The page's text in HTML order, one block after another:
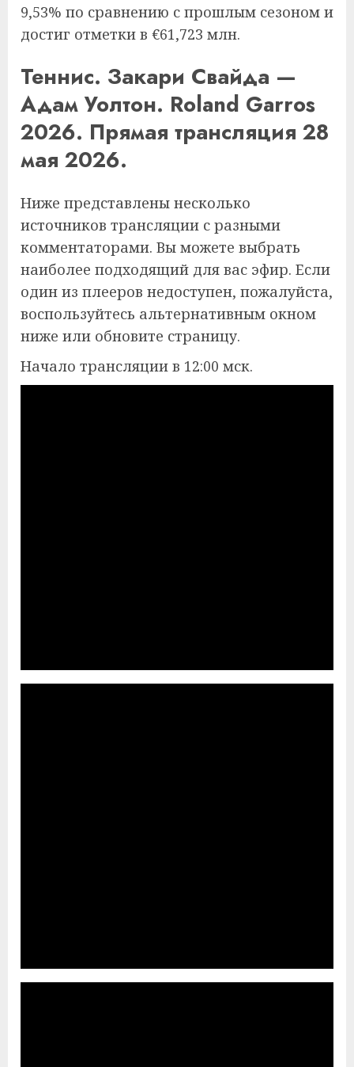
9,53% по сравнению с прошлым сезоном и
достиг отметки в €61,723 млн.
Теннис. Закари Свайда —
Адам Уолтон. Roland Garros
2026. Прямая трансляция 28
мая 2026.
Ниже представлены несколько
источников трансляции с разными
комментаторами. Вы можете выбрать
наиболее подходящий для вас эфир. Если
один из плееров недоступен, пожалуйста,
воспользуйтесь альтернативным окном
ниже или обновите страницу.
Начало трансляции в 12:00 мск.